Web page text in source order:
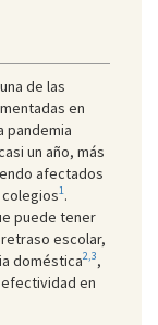
de las
en
pandemia
un año, más
afectados
1.
puede tener
escolar,
doméstica2,3,
en